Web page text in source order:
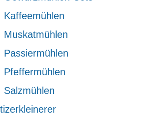
Kaffeemühlen
Muskatmühlen
Passiermühlen
Pfeffermühlen
Salzmühlen